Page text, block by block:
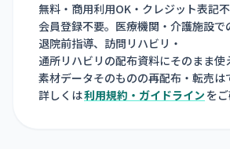
無料・商用利用OK・クレジット表記不
会員登録不要。医療機関・介護施設で
退院前指導、訪問リハビリ・
通所リハビリの配布資料にそのまま使
素材データそのものの再配布・転売は
詳しくは利用規約・ガイドライン を